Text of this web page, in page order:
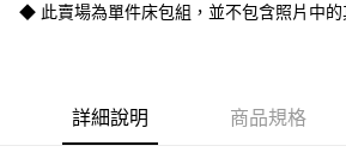
相關說明
１．簡單：不需註冊會員、不需綁卡、不需儲值。
２．便利：只要手機號碼，簡訊認證，即可結帳。
３．安心：先確認商品／服務後，再付款。
運送方式
◆ 此賣場為單件床包組，並不包含照片中的
詳細說明 商品規格